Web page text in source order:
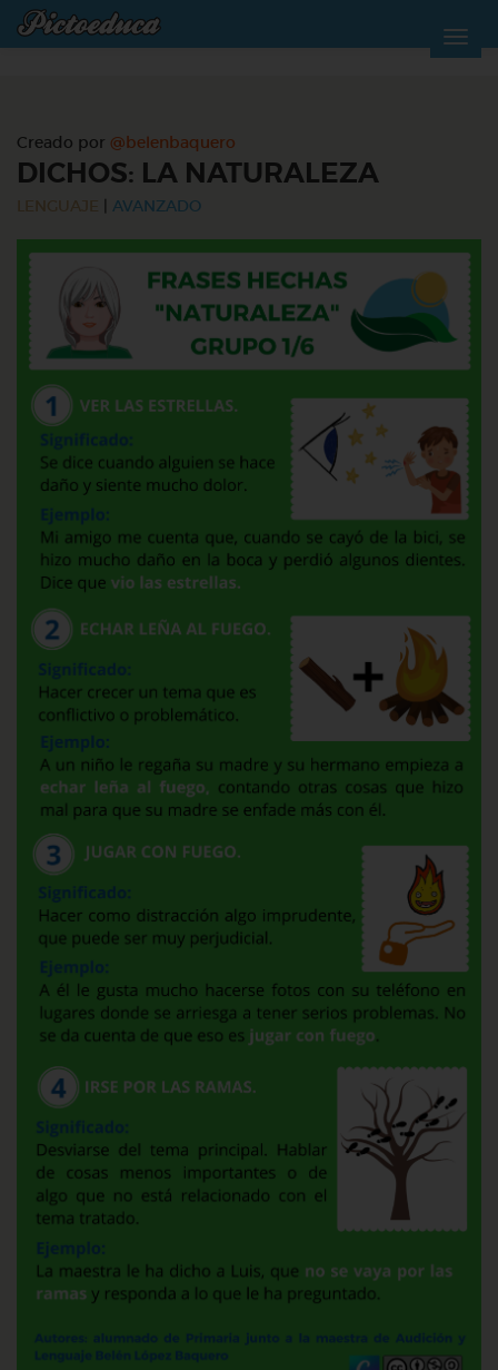
Creado por @belenbaquero
DICHOS: LA NATURALEZA
LENGUAJE AVANZADO